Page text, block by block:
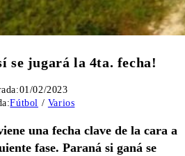
se jugará la 4ta. fecha!
01/02/2023
Fútbol / Varios
una fecha clave de la cara a
fase. Paraná si ganá se